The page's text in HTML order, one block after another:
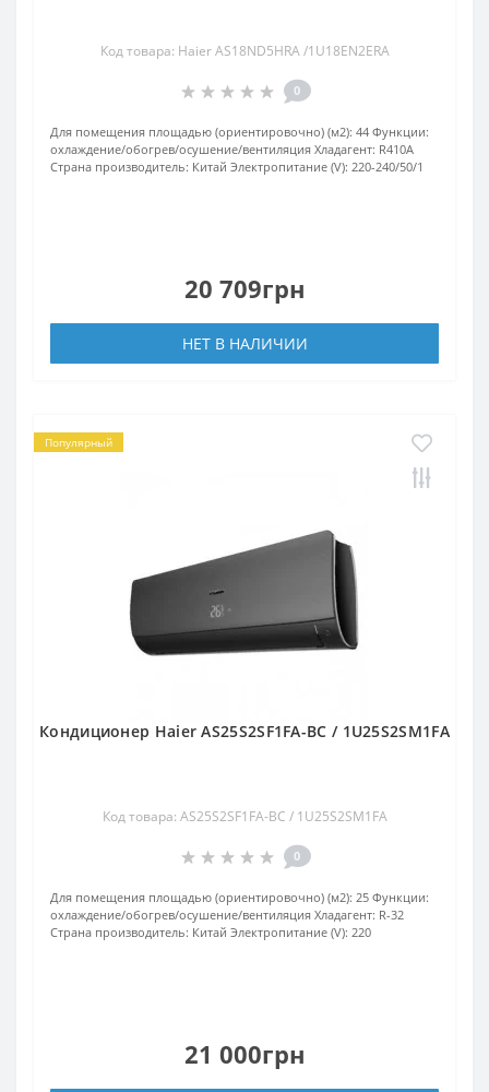
Код товара: Haier AS18ND5HRA /1U18EN2ERA
0
Для помещения площадью (ориентировочно) (м2): 44 Функции:
охлаждение/обогрев/осушение/вентиляция Хладагент: R410А
Страна производитель: Китай Электропитание (V): 220-240/50/1
20 709грн
НЕТ В НАЛИЧИИ
Популярный
Кондиционер Haier AS25S2SF1FA-BC / 1U25S2SM1FA
Код товара: AS25S2SF1FA-BC / 1U25S2SM1FA
0
Для помещения площадью (ориентировочно) (м2): 25 Функции:
охлаждение/обогрев/осушение/вентиляция Хладагент: R-32
Страна производитель: Китай Электропитание (V): 220
21 000грн